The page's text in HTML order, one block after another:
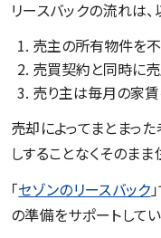
リースバックの流れは、
売主の所有物件を
売買契約と同時に
売り主は毎月の家
売却によってまとまっ
しすることなくそのま
「セゾンのリースバック
の準備をサポートしてい